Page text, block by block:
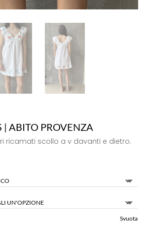
| ABITO PROVENZA
ricamati scollo a v davanti e dietro.
Svuota